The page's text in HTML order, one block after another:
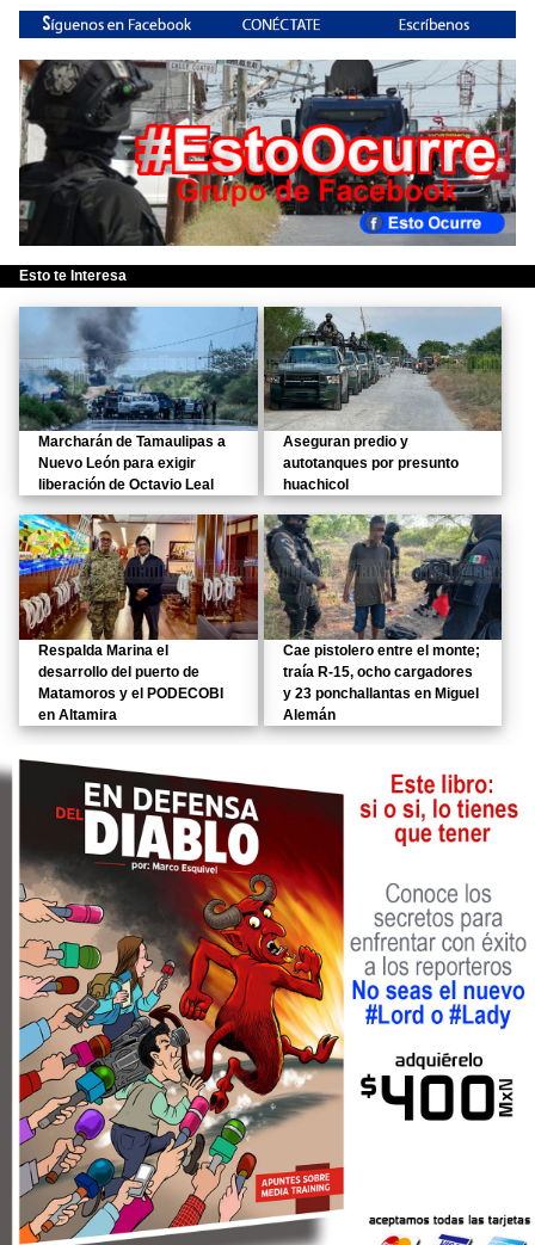
Esto te Interesa
Marcharán de Tamaulipas a
Nuevo León para exigir
liberación de Octavio Leal
Aseguran predio y
autotanques por presunto
huachicol
Respalda Marina el
desarrollo del puerto de
Matamoros y el PODECOBI
en Altamira
Cae pistolero entre el monte;
traía R-15, ocho cargadores
y 23 ponchallantas en Miguel
Alemán